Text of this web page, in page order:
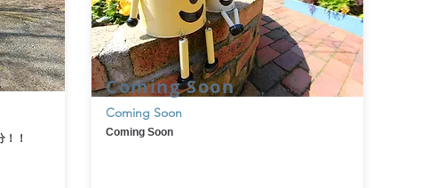
！
Coming Soon
​Coming Soon
Coming Soon